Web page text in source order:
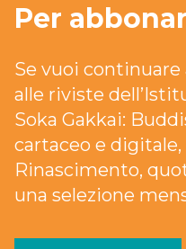
Per
Se vuoi
alle riviste
Soka Gakkai:
cartaceo e digitale,
Rinascimento,
una selezione